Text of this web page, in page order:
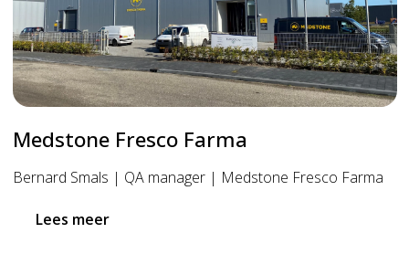
Medstone Fresco Farma
Bernard Smals | QA manager | Medstone Fresco Farma
Lees meer